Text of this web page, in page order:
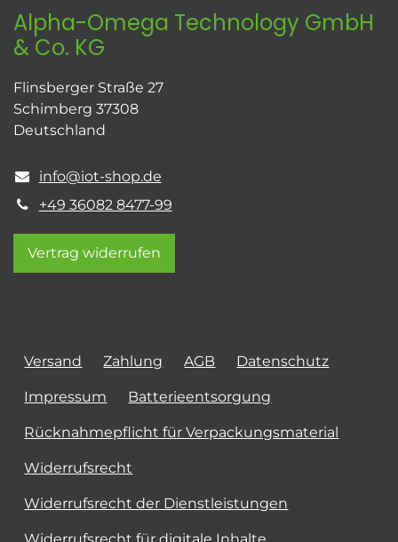
Alpha-Omega Technology GmbH
& Co. KG
Flinsberger Straße 27
Schimberg 37308
Deutschland
info@iot-shop.de
+49 36082 8477-99
Vertrag widerrufen
Versand Zahlung AGB Datenschutz
Impressum Batterieentsorgung
Rücknahmepflicht für Verpackungsmaterial
Widerrufsrecht
Widerrufsrecht der Dienstleistungen